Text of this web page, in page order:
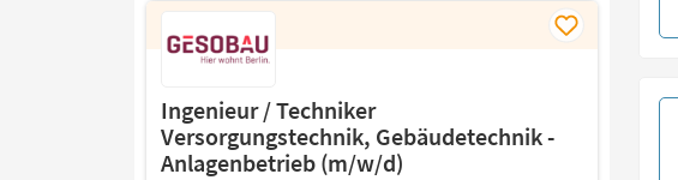
Ingenieur / Techniker
Versorgungstechnik, Gebäudetechnik -
Anlagenbetrieb (m/w/d)